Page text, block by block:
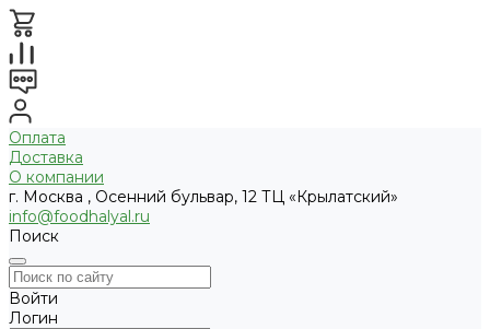
Оплата
Доставка
О компании
г. Москва , Осенний бульвар, 12 ТЦ «Крылатский»
info@foodhalyal.ru
Поиск
Войти
Логин